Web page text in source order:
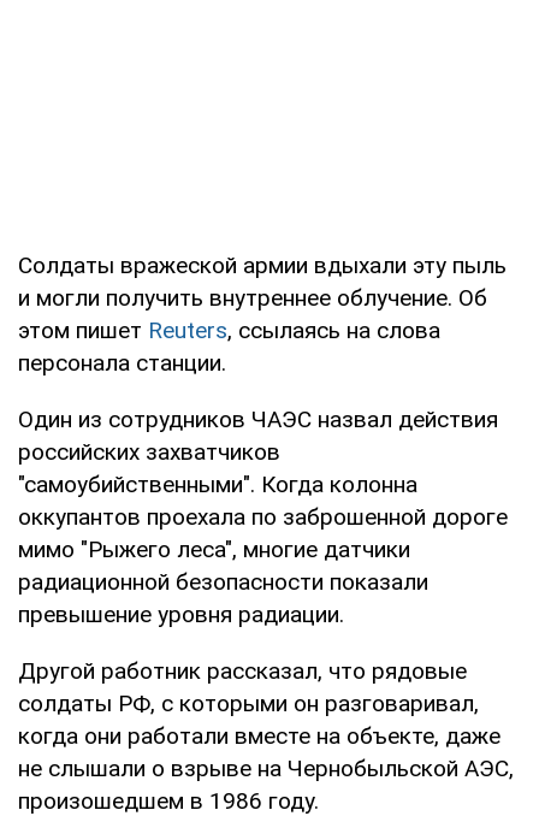
Солдаты вражеской армии вдыхали эту пыль
и могли получить внутреннее облучение. Об
этом пишет Reuters, ссылаясь на слова
персонала станции.
Один из сотрудников ЧАЭС назвал действия
российских захватчиков
"самоубийственными". Когда колонна
оккупантов проехала по заброшенной дороге
мимо "Рыжего леса", многие датчики
радиационной безопасности показали
превышение уровня радиации.
Другой работник рассказал, что рядовые
солдаты РФ, с которыми он разговаривал,
когда они работали вместе на объекте, даже
не слышали о взрыве на Чернобыльской АЭС,
произошедшем в 1986 году.